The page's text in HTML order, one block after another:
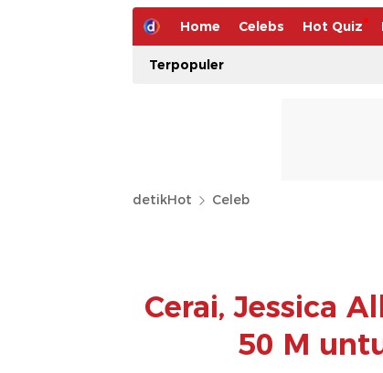
Home Celebs Hot Quiz
Terpopuler
detikHot Celeb
Cerai, Jessica
50 M